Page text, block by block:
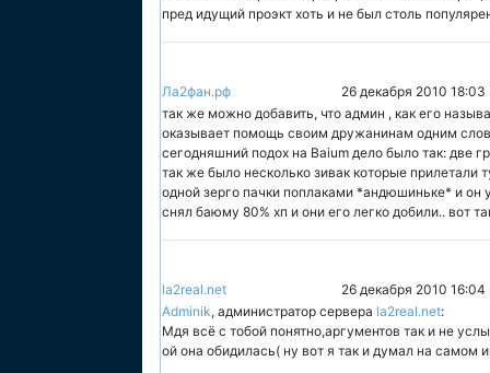
пред идущий проэкт хоть и не был столь
Ла2фан.рф
26 декабря 2010 18:03
так же можно добавить, что админ , как его
оказывает помощь своим дружанинам одним
сегодняшний подох на Baium дело было так: две
так же было несколько зивак которые прилетали
одной зерго пачки поплаками *андюшиньке* и он
снял баюму 80% хп и они его легко добили.. вот
la2real.net
26 декабря 2010 16:04
Adminik, администратор сервера la2real.net:
Мдя всё с тобой понятно,аргументов так и не
ой она обидилась( ну вот я так и думал на самом